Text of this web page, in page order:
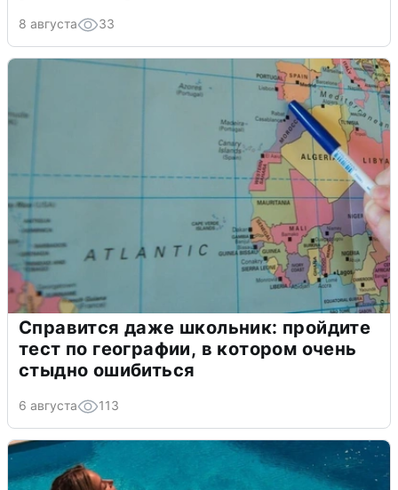
8 августа 33
Справится даже школьник: пройдите
тест по географии, в котором очень
стыдно ошибиться
6 августа 113